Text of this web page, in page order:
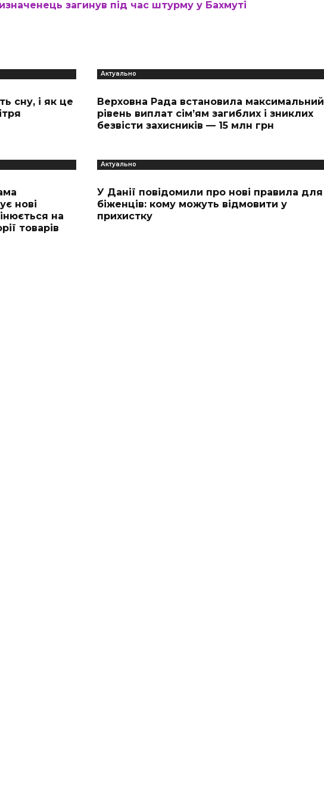
загинув під час штурму у Бахмуті
сну, і як це
Актуально
Верховна Рада встановила максимальний
рівень виплат сім’ям загиблих і зниклих
безвісти захисників — 15 млн грн
нові
на
товарів
Актуально
У Данії повідомили про нові правила для
біженців: кому можуть відмовити у
прихистку